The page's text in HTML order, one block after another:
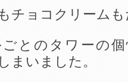
チョコクリームも
とのタワーの
まいました。